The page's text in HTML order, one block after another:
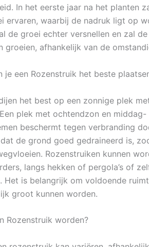
In het eerste jaar na het planten
ervaren, waarbij de nadruk ligt op
de groei echter versnellen en zal
groeien, afhankelijk van de
je een Rozenstruik het beste
het best op een zonnige plek
plek met ochtendzon en
beschermt tegen verbranding
de grond goed gedraineerd is,
Rozenstruiken kunnen
langs hekken of pergola’s of
Het is belangrijk om voldoende
groot kunnen worden.
Rozenstruik worden?